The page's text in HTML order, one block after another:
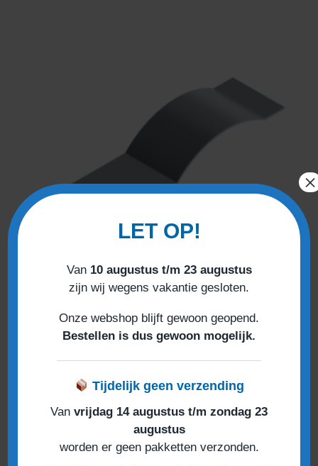
LET OP!
Van 10 augustus t/m 23 augustus
zijn wij wegens vakantie gesloten.
Onze webshop blijft gewoon geopend.
Bestellen is dus gewoon mogelijk.
Tijdelijk geen verzending
Van vrijdag 14 augustus t/m zondag 23
augustus
worden er geen pakketten verzonden.
×